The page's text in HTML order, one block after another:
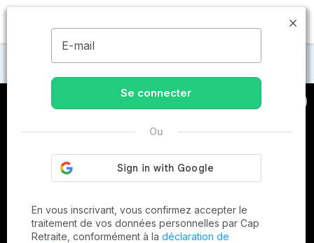
MENU
Maisons de retraite à Caen
E-mail
Se connecter
Ou
En vous inscrivant, vous confirmez accepter le
traitement de vos données personnelles par Cap
Retraite, conformément à la déclaration de